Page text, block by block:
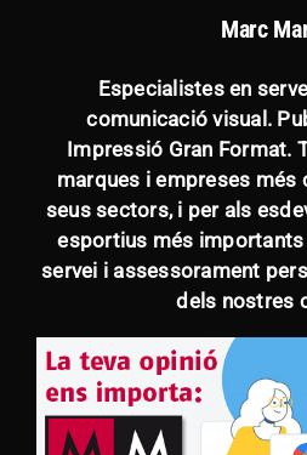
Marc
Especialistes en
comunicació visual.
Impressió Gran Format.
marques i empreses més
seus sectors, i per als
esportius més importants
servei i assessorament
dels nostres